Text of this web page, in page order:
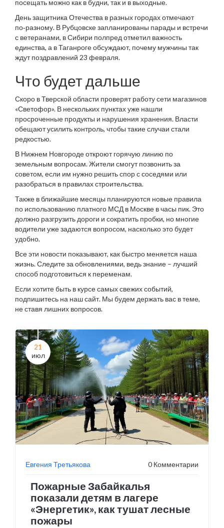
посещать можно как в будни, так и в выходные.
День защитника Отечества в разных городах отмечают
по‑разному. В Рубцовске запланированы парады и встречи
с ветеранами, в Сибири полпред отметил важность
единства, а в Таганроге обсуждают, почему мужчины так
ждут поздравлений 23 февраля.
Что будет дальше
Скоро в Тверской области проверят работу сети магазинов
«Светофор». В нескольких пунктах уже нашли
просроченные продукты и нарушения хранения. Власти
обещают усилить контроль, чтобы такие случаи стали
редкостью.
В Нижнем Новгороде откроют горячую линию по
земельным вопросам. Жители смогут позвонить за
советом, если им нужно решить спор с соседями или
разобраться в правилах строительства.
Также в ближайшие месяцы планируются новые правила
по использованию платного МСД в Москве в часы пик. Это
должно разгрузить дороги и сократить пробки, но многие
водители уже задаются вопросом, насколько это будет
удобно.
Все эти новости показывают, как быстро меняется наша
жизнь. Следите за обновлениями, ведь знание – лучший
способ подготовиться к переменам.
Если хотите быть в курсе самых свежих событий,
подпишитесь на наш сайт. Мы будем держать вас в теме,
не ставя лишних вопросов.
21
июл
Евгения Третьякова 0 Комментарии
Пожарные Забайкалья
показали детям в лагере
«Энергетик», как тушат лесные
пожары